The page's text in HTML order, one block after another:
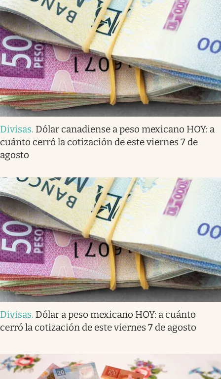
Divisas. Dólar canadiense a peso mexicano HOY: a
cuánto cerró la cotización de este viernes 7 de
agosto
Divisas. Dólar a peso mexicano HOY: a cuánto
cerró la cotización de este viernes 7 de agosto